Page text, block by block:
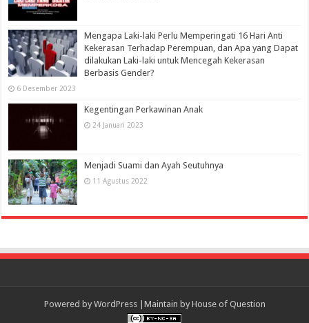
Mengapa Laki-laki Perlu Memperingati 16 Hari Anti
Kekerasan Terhadap Perempuan, dan Apa yang Dapat
dilakukan Laki-laki untuk Mencegah Kekerasan
Berbasis Gender?
6 Desember 2023
Kegentingan Perkawinan Anak
24 Januari 2023
Menjadi Suami dan Ayah Seutuhnya
11 Agustus 2022
Powered by WordPress|Maintain by House of Question